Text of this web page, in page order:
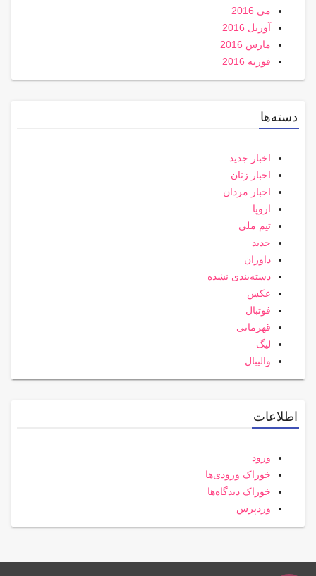
می 2016
آوریل 2016
مارس 2016
فوریه 2016
دسته‌ها
اخبار جدید
اخبار زنان
اخبار مردان
اروپا
تیم ملی
جدید
داوران
دسته‌بندی نشده
عکس
فوتبال
قهرمانی
لیگ
والیبال
اطلاعات
ورود
خوراک ورودی‌ها
خوراک دیدگاه‌ها
وردپرس